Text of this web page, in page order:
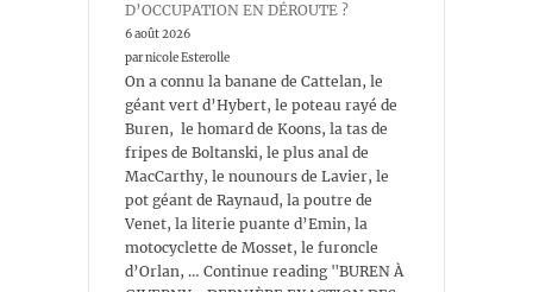
D’OCCUPATION EN DÉROUTE ?
6 août 2026
par nicole Esterolle
On a connu la banane de Cattelan, le
géant vert d’Hybert, le poteau rayé de
Buren, le homard de Koons, la tas de
fripes de Boltanski, le plus anal de
MacCarthy, le nounours de Lavier, le
pot géant de Raynaud, la poutre de
Venet, la literie puante d’Emin, la
motocyclette de Mosset, le furoncle
d’Orlan, … Continue reading "BUREN À